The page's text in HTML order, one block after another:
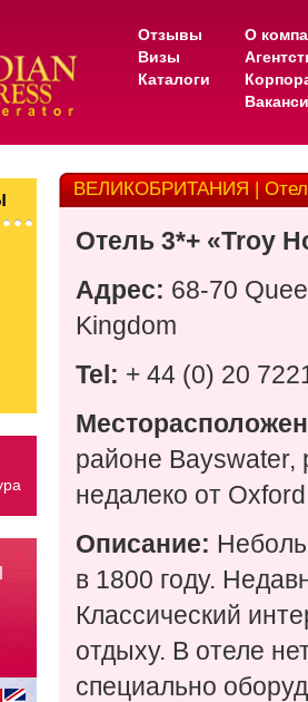
Отзывы
Визы
Каталоги
О
ВЕЛИКОБРИТАНИЯ |
Отель 3*+ «Troy
Адрес: 68-70
Kingdom
Tel: + 44 (0) 20
районе Bayswater,
недалеко от
Описание:
в 1800 году.
Классический
отдыху. В отеле
специально